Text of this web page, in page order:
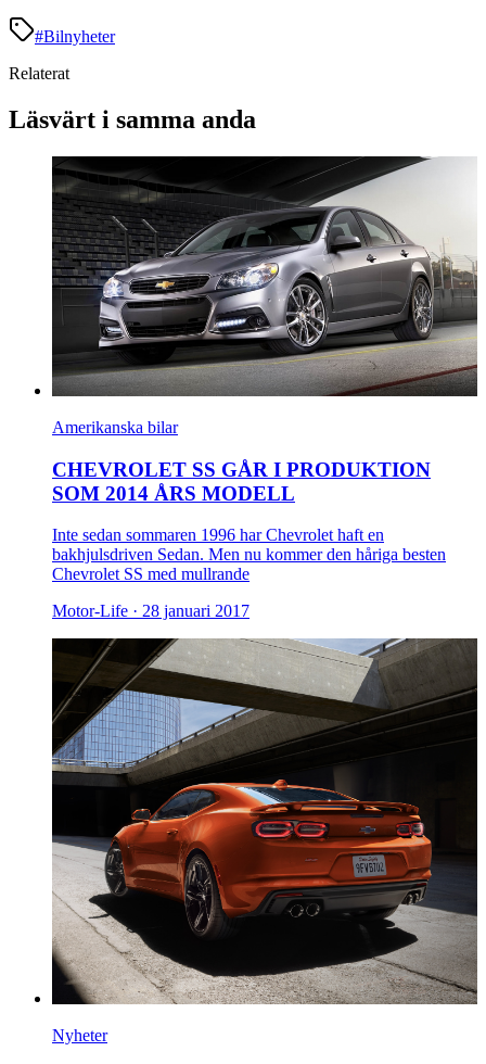
#Bilnyheter
Relaterat
Läsvärt i samma anda
Amerikanska bilar
CHEVROLET SS GÅR I PRODUKTION
SOM 2014 ÅRS MODELL
Inte sedan sommaren 1996 har Chevrolet haft en
bakhjulsdriven Sedan. Men nu kommer den håriga besten
Chevrolet SS med mullrande
Motor-Life · 28 januari 2017
Nyheter